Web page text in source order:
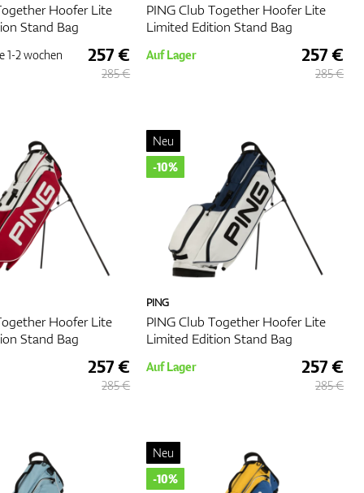
für
Hoofer Lite
Stand Bag
1-2 wochen 257 €
285 €
PING Club Together Hoofer Lite
Limited Edition Stand Bag
Auf Lager 257 €
285 €
Hoofer Lite
Stand Bag
257 €
285 €
PING
PING Club Together Hoofer Lite
Limited Edition Stand Bag
Neu
-10%
Auf Lager 257 €
285 €
Neu
-10%